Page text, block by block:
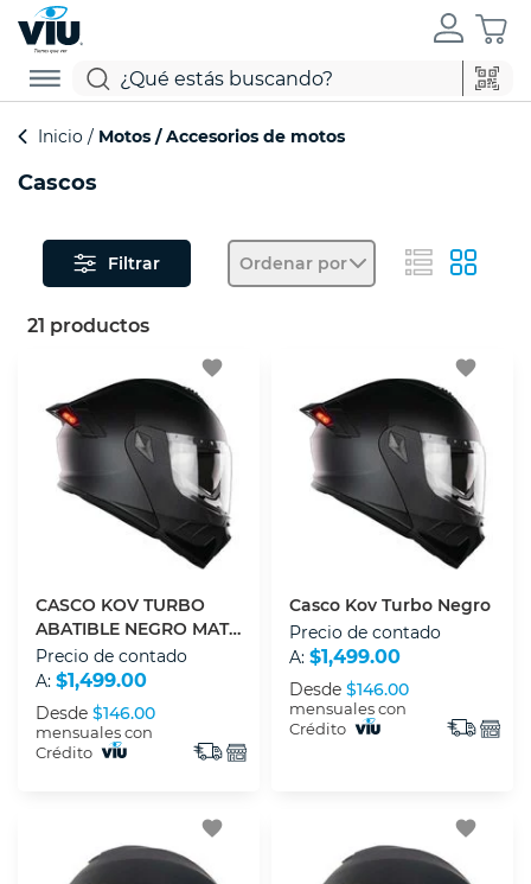
Inicio Motos Accesorios de motos
Cascos
Filtrar Ordenar por
21 productos
favorite
CASCO KOV TURBO
ABATIBLE NEGRO MATE
CON LUZ LED XL
Precio de contado
A: $1,499.00
Desde $146.00
mensuales con
Crédito
favorite
Casco Kov Turbo Negro
Precio de contado
A: $1,499.00
Desde $146.00
mensuales con
Crédito
favorite favorite